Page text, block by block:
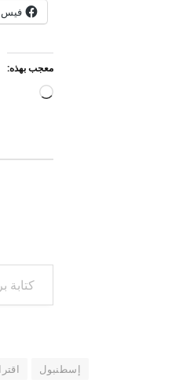
فيس
معجب بهذه:
جاري
كتابة بريدك الإلكتروني...
إسطنبول